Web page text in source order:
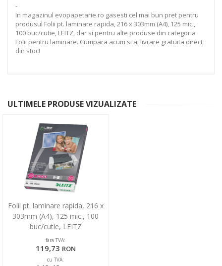
-
In magazinul evopapetarie.ro gasesti cel mai bun pret pentru
produsul Folii pt. laminare rapida, 216 x 303mm (A4), 125 mic.,
100 buc/cutie, LEITZ, dar si pentru alte produse din categoria
Folii pentru laminare. Cumpara acum si ai livrare gratuita direct
din stoc!
ULTIMELE PRODUSE VIZUALIZATE
Folii pt. laminare rapida, 216 x
303mm (A4), 125 mic., 100
buc/cutie, LEITZ
fara TVA:
119,73 RON
cu TVA: